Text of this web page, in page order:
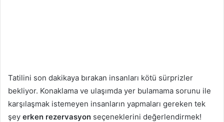
Tatilini son dakikaya bırakan insanları kötü sürprizler
bekliyor. Konaklama ve ulaşımda yer bulamama sorunu ile
karşılaşmak istemeyen insanların yapmaları gereken tek
şey erken rezervasyon seçeneklerini değerlendirmek!